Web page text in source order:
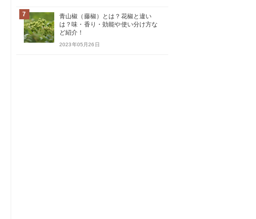
7
青山椒（藤椒）とは？花椒と違い
は？味・香り・効能や使い分け方な
ど紹介！
2023年05月26日